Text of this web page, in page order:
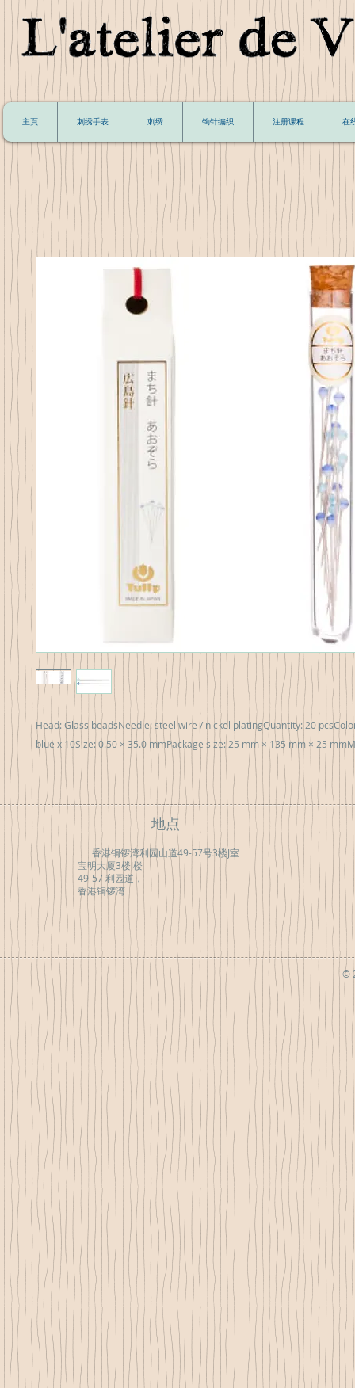
主頁 刺绣手表 刺绣 钩针编织 注册课程 在
Head: Glass beadsNeedle: steel wire / nickel platingQuantity: 20
blue x 10Size: 0.50 × 35.0 mmPackage size: 25 mm × 135 mm × 25
地点
香港铜锣湾利园山道49-57号3楼J室
宝明大厦3楼J楼
49-57 利园道，
香港铜锣湾
©